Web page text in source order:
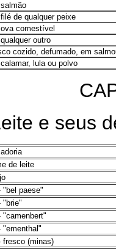
de qualquer peixe
comestível
outro
cozido, defumado, em
lula ou polvo
e seus
de leite
"bel paese"
"brie"
"camenbert"
"ementhal"
fresco (minas)